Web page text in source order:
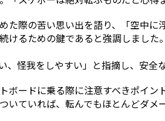
た際の苦い思い出を語り、「空中
るための鍵であると強調しました。
怪我をしやすい」と指摘し、安
ボードに乗る際に注意すべきポイ
いていれば、転んでもほとんどダ